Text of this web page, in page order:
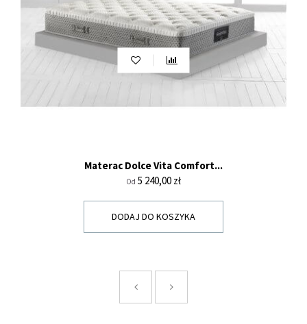
Materac Dolce Vita Comfort...
Od Cena
5 240,00 zł
DODAJ DO KOSZYKA